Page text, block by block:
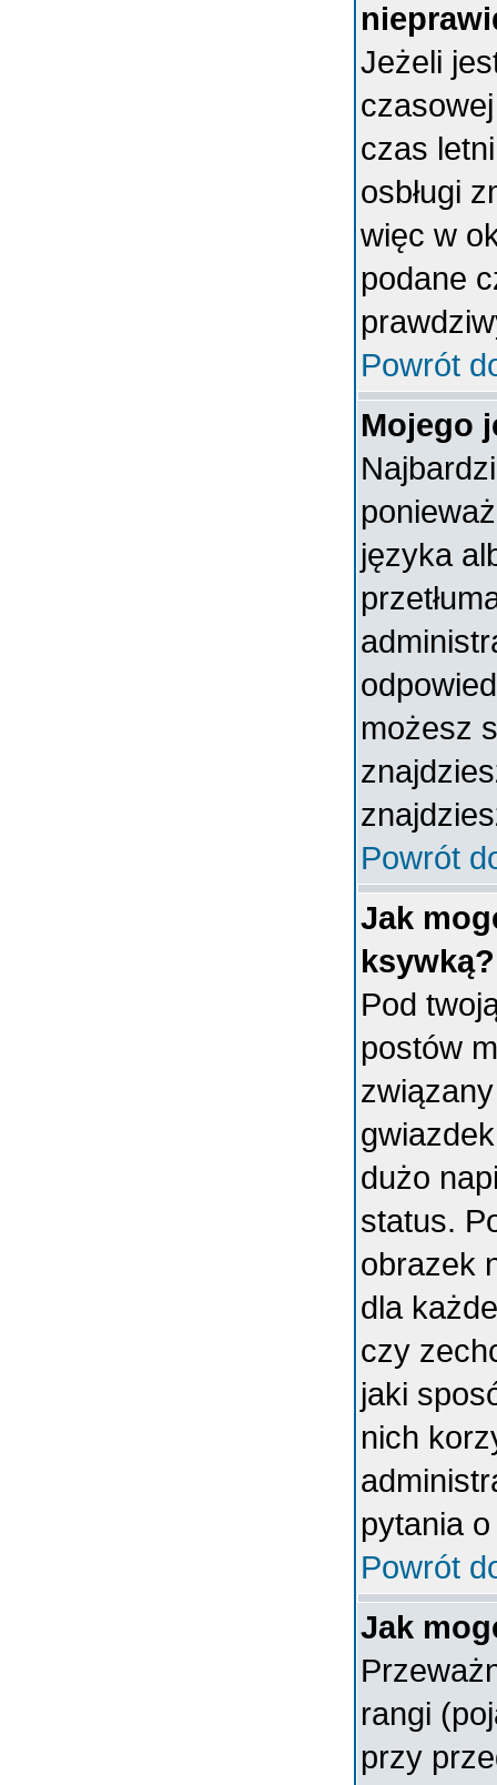
Jeżeli
czas
osbługi
więc w
podane
Powrót
Mojego
języka
możesz
Powrót
Jak
ksywką?
Pod
postów
dużo
status.
obrazek
dla
czy
jaki
nich
pytania
Powrót
Jak
rangi
przy